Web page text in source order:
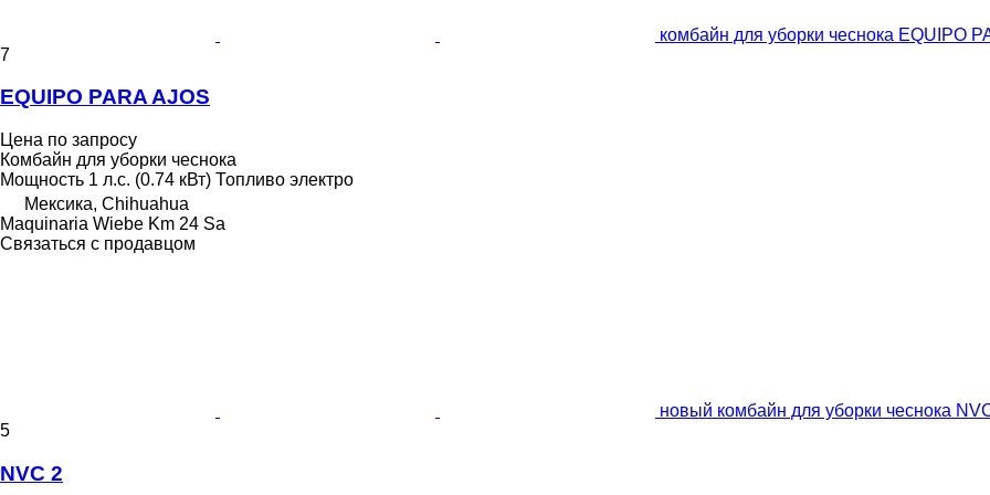
комбайн для уборки чеснока EQUIPO
7
EQUIPO PARA AJOS
Цена по запросу
Комбайн для уборки чеснока
Мощность 1 л.с. (0.74 кВт) Топливо электро
Мексика, Chihuahua
Maquinaria Wiebe Km 24 Sa
Связаться с продавцом
новый комбайн для уборки чеснока
5
NVC 2